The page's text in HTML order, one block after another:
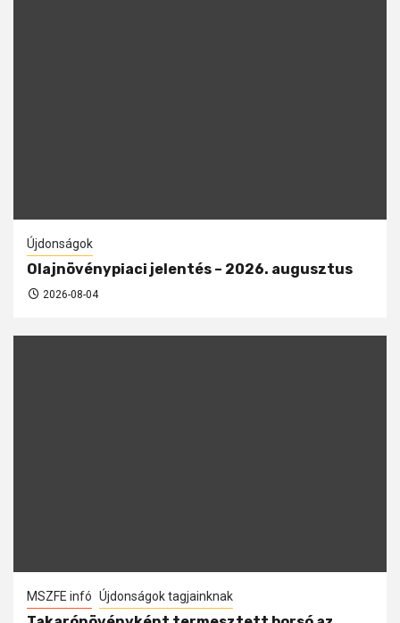
Újdonságok
Olajnövénypiaci jelentés – 2026. augusztus
2026-08-04
MSZFE infó Újdonságok tagjainknak